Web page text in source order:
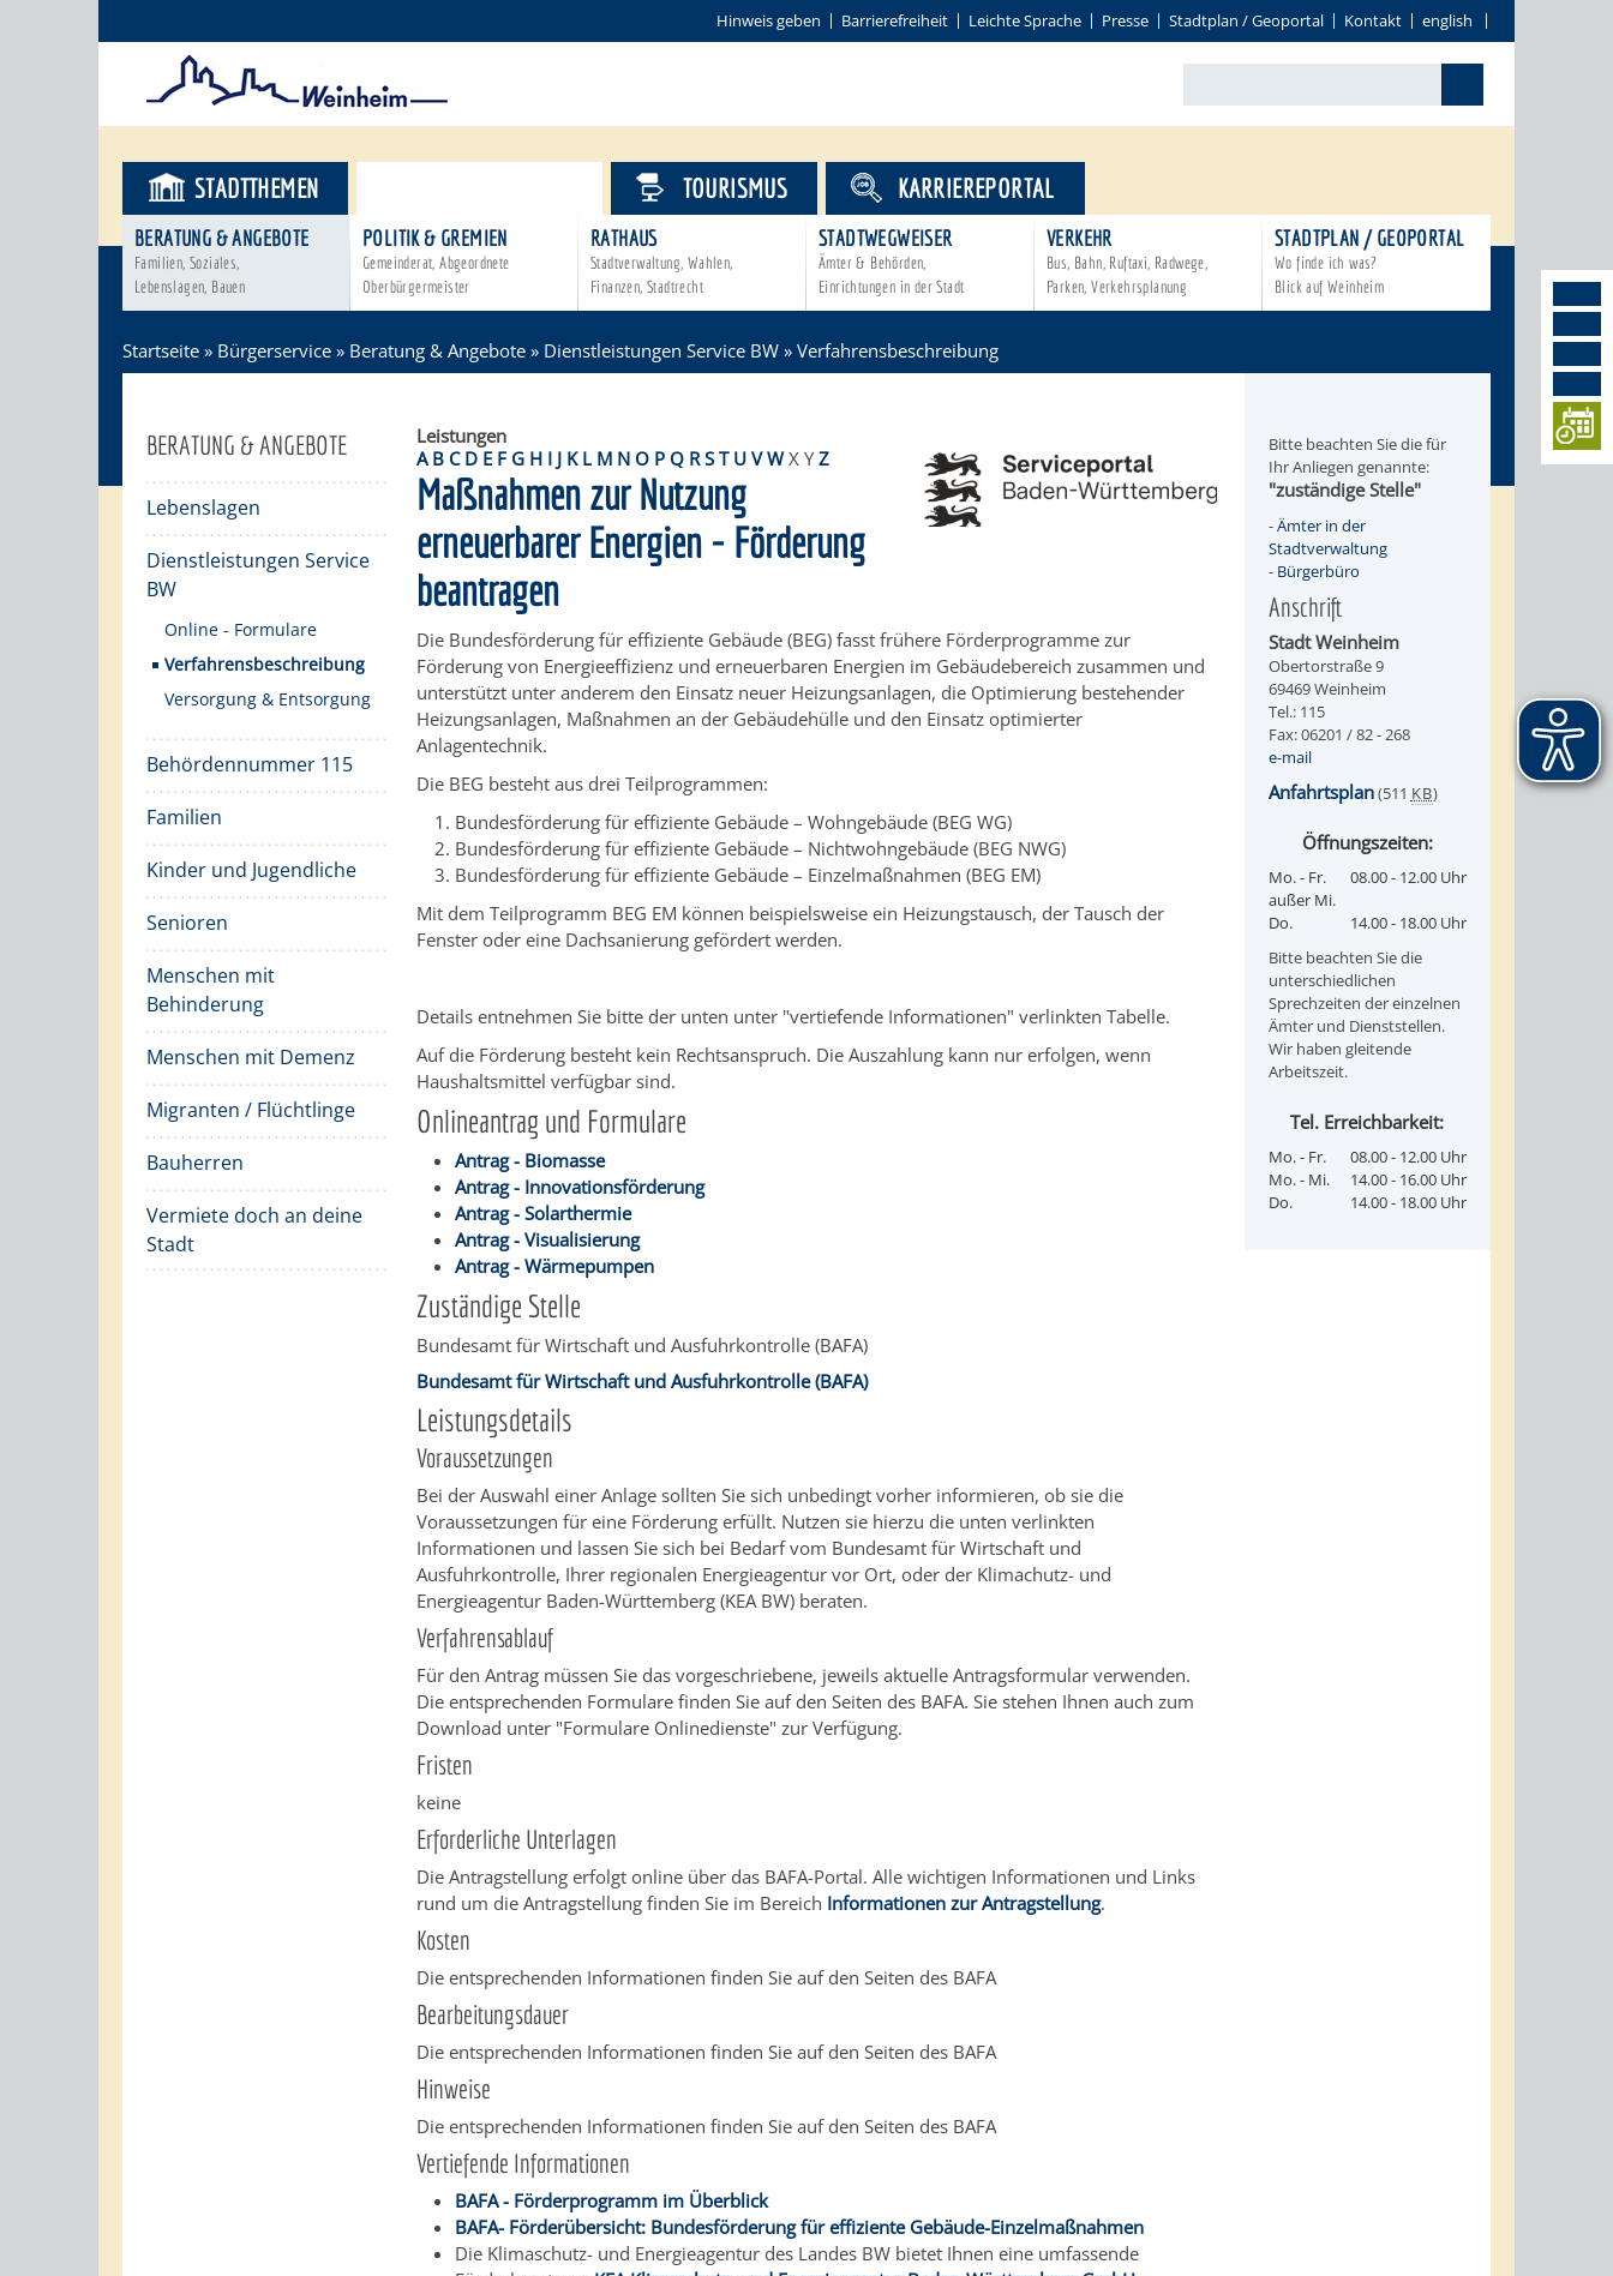
Hinweis geben Barrierefreiheit Leichte Sprache Presse Stadtplan / Geoportal Kontakt english
STADTTHEMEN
BERATUNG & ANGEBOTE
Familien, Soziales,
Lebenslagen, Bauen
POLITIK & GREMIEN
Gemeinderat, Abgeordnete
Oberbürgermeister
RATHAUS
Stadtverwaltung, Wahlen,
Finanzen, Stadtrecht
STADTWEGWEISER
Ämter & Behörden,
Einrichtungen in der Stadt
VERKEHR
Bus, Bahn, Ruftaxi, Radwege,
Parken, Verkehrsplanung
STADTPLAN / GEOPORTAL
Wo finde ich was?
Blick auf Weinheim
TOURISMUS KARRIEREPORTAL
Startseite » Bürgerservice » Beratung & Angebote » Dienstleistungen Service BW » Verfahrensbeschreibung
BERATUNG & ANGEBOTE
Lebenslagen
Dienstleistungen Service
BW
Online - Formulare
Verfahrensbeschreibung
Versorgung & Entsorgung
Behördennummer 115
Familien
Kinder und Jugendliche
Senioren
Menschen mit
Behinderung
Menschen mit Demenz
Migranten / Flüchtlinge
Bauherren
Vermiete doch an deine
Stadt
Leistungen
A B C D E F G H I J K L M N O P Q R S T U V W X Y Z
Maßnahmen zur Nutzung
erneuerbarer Energien - Förderung
beantragen
Die Bundesförderung für effiziente Gebäude(BEG) fasst frühere Förderprogramme zur
Förderung von Energieeffizienz und erneuerbaren Energien im Gebäudebereich zusammen und
unterstützt unter anderem den Einsatz neuer Heizungsanlagen, die Optimierung bestehender
Heizungsanlagen, Maßnahmen an der Gebäudehülle und den Einsatz optimierter
Anlagentechnik.
Die BEG besteht aus drei Teilprogrammen:
Bundesförderung für effiziente Gebäude – Wohngebäude (BEG WG)
Bundesförderung für effiziente Gebäude – Nichtwohngebäude (BEG NWG)
Bundesförderung für effiziente Gebäude – Einzelmaßnahmen (BEG EM)
Mit dem Teilprogramm BEG EM können beispielsweise ein Heizungstausch, der Tausch der
Fenster oder eine Dachsanierung gefördert werden.
Details entnehmen Sie bitte der unten unter "vertiefende Informationen" verlinkten Tabelle.
Auf die Förderung besteht kein Rechtsanspruch. Die Auszahlung kann nur erfolgen, wenn
Haushaltsmittel verfügbar sind.
Onlineantrag und Formulare
Antrag - Biomasse
Antrag - Innovationsförderung
Antrag - Solarthermie
Antrag - Visualisierung
Antrag - Wärmepumpen
Zuständige Stelle
Bundesamt für Wirtschaft und Ausfuhrkontrolle (BAFA)
Bundesamt für Wirtschaft und Ausfuhrkontrolle (BAFA)
Leistungsdetails
Voraussetzungen
Bei der Auswahl einer Anlage sollten Sie sich unbedingt vorher informieren, ob sie die
Voraussetzungen für eine Förderung erfüllt. Nutzen sie hierzu die unten verlinkten
Informationen und lassen Sie sich bei Bedarf vom Bundesamt für Wirtschaft und
Ausfuhrkontrolle, Ihrer regionalen Energieagentur vor Ort, oder der Klimachutz- und
Energieagentur Baden-Württemberg (KEA BW) beraten.
Verfahrensablauf
Für den Antrag müssen Sie das vorgeschriebene, jeweils aktuelle Antragsformular verwenden.
Die entsprechenden Formulare finden Sie auf den Seiten des BAFA. Sie stehen Ihnen auch zum
Download unter "Formulare Onlinedienste" zur Verfügung.
Fristen
keine
Erforderliche Unterlagen
Die Antragstellung erfolgt online über das BAFA-Portal. Alle wichtigen Informationen und Links
rund um die Antragstellung finden Sie im Bereich Informationen zur Antragstellung.
Kosten
Die entsprechenden Informationen finden Sie auf den Seiten des BAFA
Bearbeitungsdauer
Die entsprechenden Informationen finden Sie auf den Seiten des BAFA
Hinweise
Die entsprechenden Informationen finden Sie auf den Seiten des BAFA
Vertiefende Informationen
BAFA - Förderprogramm im Überblick
BAFA- Förderübersicht: Bundesförderung für effiziente Gebäude-Einzelmaßnahmen
Die Klimaschutz- und Energieagentur des Landes BW bietet Ihnen eine umfassende
Bitte beachten Sie die für
Ihr Anliegen genannte:
"zuständige Stelle"
-Ämter in der
Stadtverwaltung
- Bürgerbüro
Anschrift
Stadt Weinheim
Obertorstraße 9
69469 Weinheim
Tel.: 115
Fax: 06201 / 82 - 268
e-mail
Anfahrtsplan(511 KB)
Öffnungszeiten:
Mo. - Fr.
außer Mi.
08.00 - 12.00 Uhr
Do.
14.00 - 18.00 Uhr
Bitte beachten Sie die
unterschiedlichen
Sprechzeiten der einzelnen
Ämter und Dienststellen.
Wir haben gleitende
Arbeitszeit.
Tel. Erreichbarkeit:
Mo. - Fr.
08.00 - 12.00 Uhr
Mo. - Mi.
14.00 - 16.00 Uhr
Do.
14.00 - 18.00 Uhr